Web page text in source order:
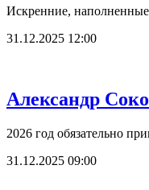
Искренние,
31.12.2025 12:00
Александр
2026 год обязательно
31.12.2025 09:00